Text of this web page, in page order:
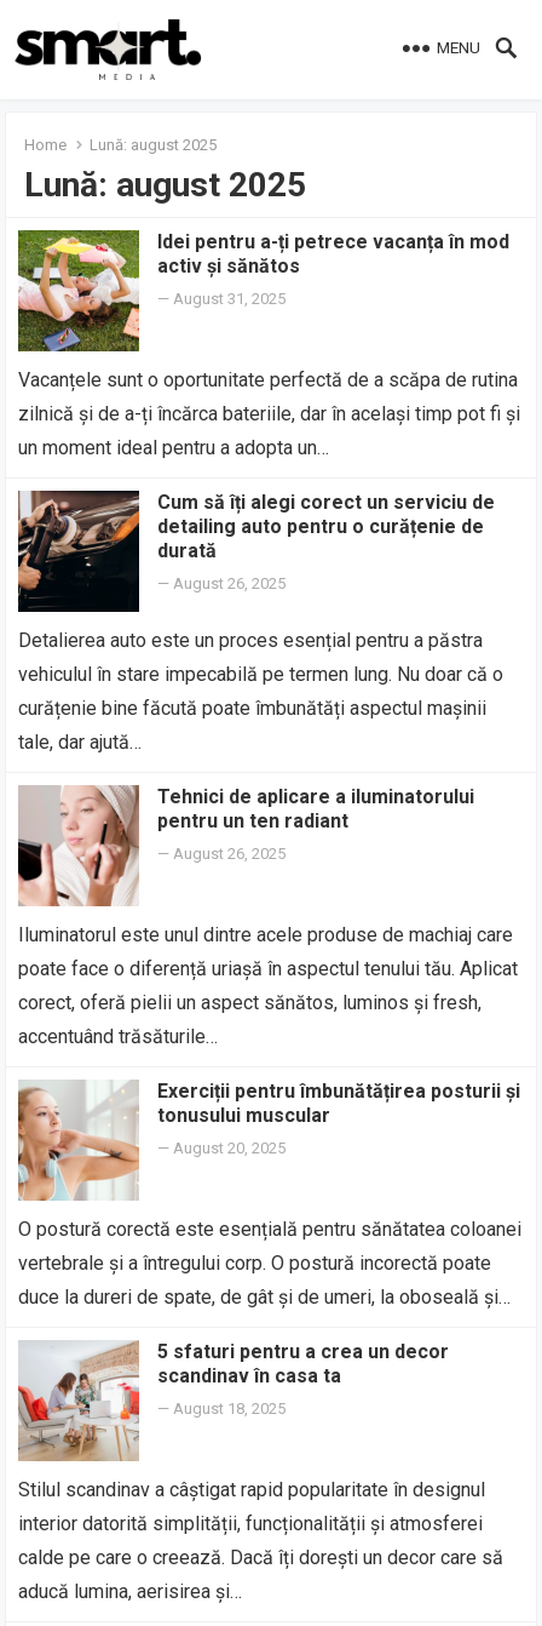
MENU
Home Lună: august 2025
Lună: august 2025
Idei pentru a-ți petrece vacanța în mod
activ și sănătos
—August 31, 2025
Vacanțele sunt o oportunitate perfectă de a scăpa de rutina
zilnică și de a-ți încărca bateriile, dar în același timp pot fi și
un moment ideal pentru a adopta un…
Cum să îți alegi corect un serviciu de
detailing auto pentru o curățenie de
durată
—August 26, 2025
Detalierea auto este un proces esențial pentru a păstra
vehiculul în stare impecabilă pe termen lung. Nu doar că o
curățenie bine făcută poate îmbunătăți aspectul mașinii
tale, dar ajută…
Tehnici de aplicare a iluminatorului
pentru un ten radiant
—August 26, 2025
Iluminatorul este unul dintre acele produse de machiaj care
poate face o diferență uriașă în aspectul tenului tău. Aplicat
corect, oferă pielii un aspect sănătos, luminos și fresh,
accentuând trăsăturile…
Exerciții pentru îmbunătățirea posturii și
tonusului muscular
—August 20, 2025
O postură corectă este esențială pentru sănătatea coloanei
vertebrale și a întregului corp. O postură incorectă poate
duce la dureri de spate, de gât și de umeri, la oboseală și…
5 sfaturi pentru a crea un decor
scandinav în casa ta
—August 18, 2025
Stilul scandinav a câștigat rapid popularitate în designul
interior datorită simplității, funcționalității și atmosferei
calde pe care o creează. Dacă îți dorești un decor care să
aducă lumina, aerisirea și…